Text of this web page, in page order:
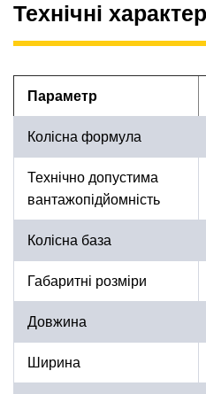
Технічні
Параметр
Колісна формула
Технічно допустима
вантажопідйомність
Колісна база
Габаритні розміри
Довжина
Ширина